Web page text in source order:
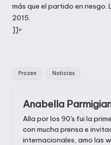
más que el partido en
2015.
]]>
Etiquetas:
Frozen Noticias
Anabella
Alla por los 90's fui la
con mucha prensa e
internacionales, amo las